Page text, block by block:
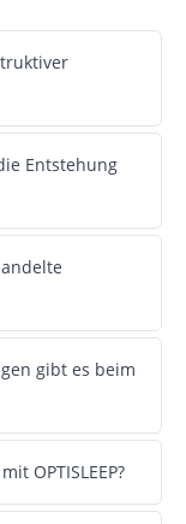
Entstehung
gibt es beim
OPTISLEEP?